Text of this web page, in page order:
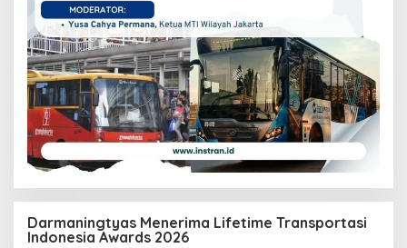
Darmaningtyas Menerima Lifetime Transportasi
Indonesia Awards 2026